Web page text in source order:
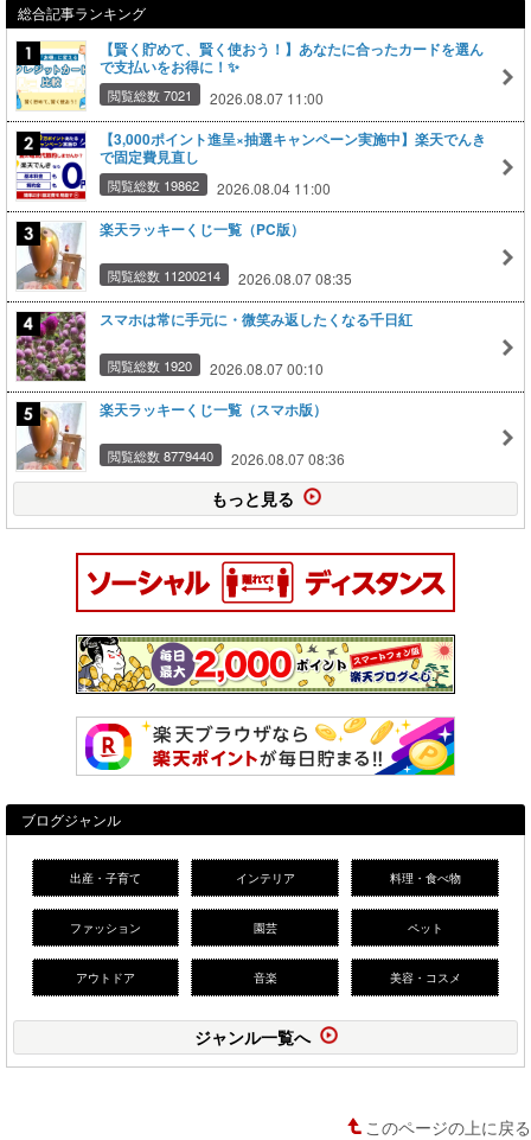
総合記事ランキング
【賢く貯めて、賢く使おう！】あなたに合ったカードを選ん
で支払いをお得に！✨
閲覧総数 7021 2026.08.07 11:00
【3,000ポイント進呈×抽選キャンペーン実施中】楽天でんき
で固定費見直し
閲覧総数 19862 2026.08.04 11:00
楽天ラッキーくじ一覧（PC版）
閲覧総数 11200214 2026.08.07 08:35
スマホは常に手元に・微笑み返したくなる千日紅
閲覧総数 1920 2026.08.07 00:10
楽天ラッキーくじ一覧（スマホ版）
閲覧総数 8779440 2026.08.07 08:36
もっと見る
ブログジャンル
出産・子育て インテリア 料理・食べ物
ファッション 園芸 ペット
アウトドア 音楽 美容・コスメ
ジャンル一覧へ
このページの上に戻る